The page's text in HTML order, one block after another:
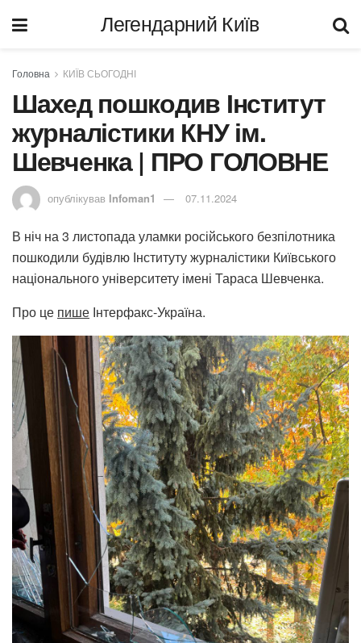
Легендарний Київ
Головна КИЇВ СЬОГОДНІ
Шахед пошкодив Інститут
журналістики КНУ ім.
Шевченка | ПРО ГОЛОВНЕ
опублікував Infoman1 07.11.2024
В ніч на 3 листопада уламки російського безпілотника
пошкодили будівлю Інституту журналістики Київського
національного університету імені Тараса Шевченка.
Про це пише Інтерфакс-Україна.